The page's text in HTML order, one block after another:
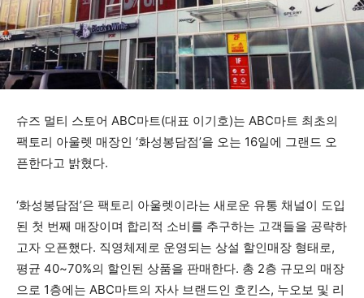
슈즈 멀티 스토어 ABC마트(대표 이기호)는 ABC마트 최초의
팩토리 아울렛 매장인 ‘화성봉담점’을 오는 16일에 그랜드 오
픈한다고 밝혔다.
‘화성봉담점’은 팩토리 아울렛이라는 새로운 유통 채널이 도입
된 첫 번째 매장이며 합리적 소비를 추구하는 고객들을 공략하
고자 오픈했다. 직영체제로 운영되는 상설 할인매장 형태로,
평균 40~70%의 할인된 상품을 판매한다. 총 2층 규모의 매장
으로 1층에는 ABC마트의 자사 브랜드인 호킨스, 누오보 및 리